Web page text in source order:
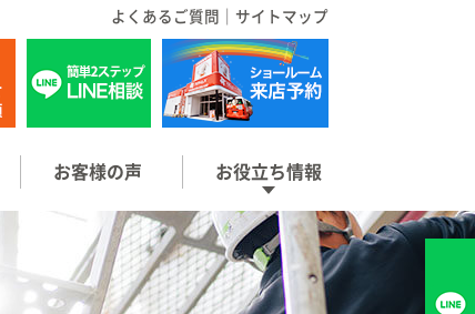
よくあるご質問 サイトマップ
お客様の声 お役立ち情報